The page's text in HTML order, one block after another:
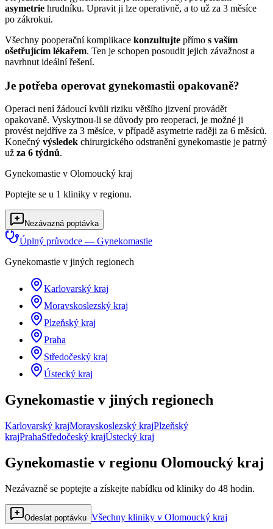
asymetrie hrudníku. Upravit ji lze operativně, a to už za 3 měsíce
po zákrokui.
Všechny pooperační komplikace konzultujte přímo s vaším
ošetřujícím lékařem. Ten je schopen posoudit jejich závažnost a
navrhnut ideální řešení.
Je potřeba operovat gynekomastii opakovaně?
Operaci není žádoucí kvůli riziku většího jizvení provádět
opakovaně. Vyskytnou-li se důvody pro reoperaci, je možné ji
provést nejdříve za 3 měsíce, v případě asymetrie raději za 6 měsíců.
Konečný výsledek chirurgického odstranění gynekomastie je patrný
už za 6 týdnů.
Gynekomastie v Olomoucký kraj
Poptejte se u 1 kliniky v regionu.
Nezávazná poptávka
Úplný průvodce — Gynekomastie
Gynekomastie v jiných regionech
Karlovarský kraj
Moravskoslezský kraj
Plzeňský kraj
Praha
Středočeský kraj
Ústecký kraj
Gynekomastie v jiných regionech
Karlovarský krajMoravskoslezský krajPlzeňský
krajPrahaStředočeský krajÚstecký kraj
Gynekomastie v regionu Olomoucký kraj
Nezávazně se poptejte a získejte nabídku od kliniky do 48 hodin.
Odeslat poptávku Všechny kliniky v Olomoucký kraj